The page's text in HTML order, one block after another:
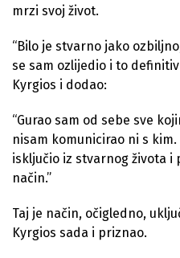
mrzi svoj život.
“Bilo je stvarno jako
se sam ozlijedio i to
Kyrgios i dodao:
“Gurao sam od sebe sve
nisam komunicirao ni s
isključio iz stvarnog života i
način.”
Taj je način, očigledno,
Kyrgios sada i priznao.